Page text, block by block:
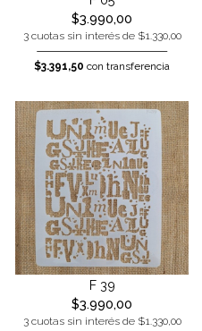
$3.990,00
3 cuotas sin interés de $1.330,00
$3.391,50 con transferencia
F 39
$3.990,00
3 cuotas sin interés de $1.330,00